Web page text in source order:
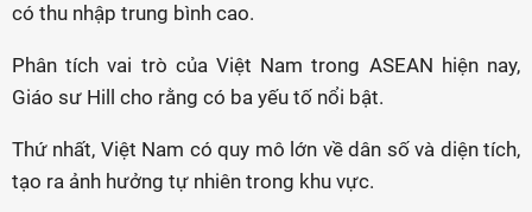
có thu nhập trung bình cao.
Phân tích vai trò của Việt Nam trong ASEAN hiện nay,
Giáo sư Hill cho rằng có ba yếu tố nổi bật.
Thứ nhất, Việt Nam có quy mô lớn về dân số và diện tích,
tạo ra ảnh hưởng tự nhiên trong khu vực.